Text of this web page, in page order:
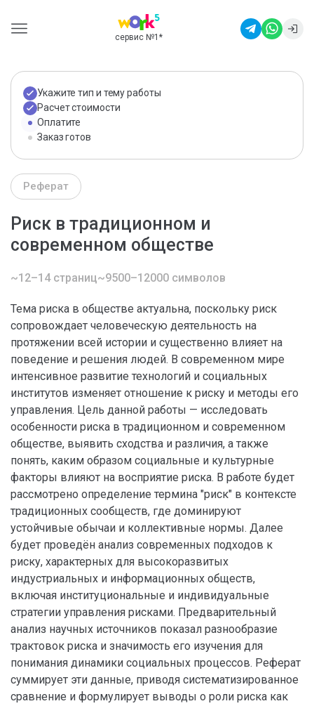
сервис №1 *
Укажите тип и тему работы
Расчет стоимости
Оплатите
Заказ готов
Реферат
Риск в традиционном и
современном обществе
~12–14 страниц~9500–12000 символов
Тема риска в обществе актуальна, поскольку риск
сопровождает человеческую деятельность на
протяжении всей истории и существенно влияет на
поведение и решения людей. В современном мире
интенсивное развитие технологий и социальных
институтов изменяет отношение к риску и методы его
управления. Цель данной работы — исследовать
особенности риска в традиционном и современном
обществе, выявить сходства и различия, а также
понять, каким образом социальные и культурные
факторы влияют на восприятие риска. В работе будет
рассмотрено определение термина "риск" в контексте
традиционных сообществ, где доминируют
устойчивые обычаи и коллективные нормы. Далее
будет проведён анализ современных подходов к
риску, характерных для высокоразвитых
индустриальных и информационных обществ,
включая институциональные и индивидуальные
стратегии управления рисками. Предварительный
анализ научных источников показал разнообразие
трактовок риска и значимость его изучения для
понимания динамики социальных процессов. Реферат
суммирует эти данные, приводя систематизированное
сравнение и формулирует выводы о роли риска как